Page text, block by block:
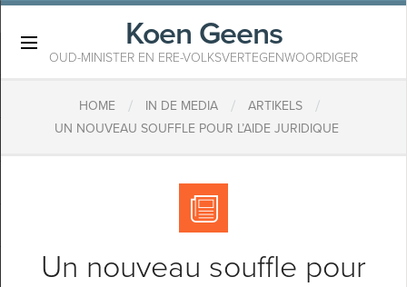
Koen Geens
OUD-MINISTER EN ERE-VOLKSVERTEGENWOORDIGER
HOME / IN DE MEDIA / ARTIKELS /
UN NOUVEAU SOUFFLE POUR L’AIDE JURIDIQUE
Un nouveau souffle pour